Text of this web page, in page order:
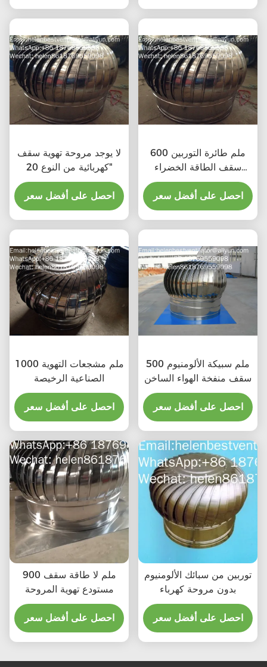
لا يوجد مروحة تهوية سقف
كهربائية من النوع 20"
احصل على أفضل سعر
600 ملم طائرة التوربين
سقف الطاقة الخضراء
مروحة الصرف الصحي
احصل على أفضل سعر
1000 ملم مشجعات التهوية
الصناعية الرخيصة
احصل على أفضل سعر
500 ملم سبيكة الألومنيوم
سقف منفخة الهواء الساخن
احصل على أفضل سعر
900 ملم لا طاقة سقف
مستودع تهوية المروحة
احصل على أفضل سعر
توربين من سبائك الألومنيوم
بدون مروحة كهرباء
احصل على أفضل سعر